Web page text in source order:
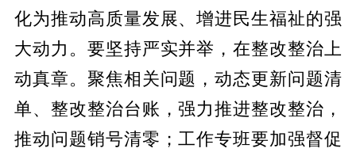
化为推动高质量发展、增进民生福祉的强
大动力。要坚持严实并举，在整改整治上
动真章。聚焦相关问题，动态更新问题清
单、整改整治台账，强力推进整改整治，
推动问题销号清零；工作专班要加强督促